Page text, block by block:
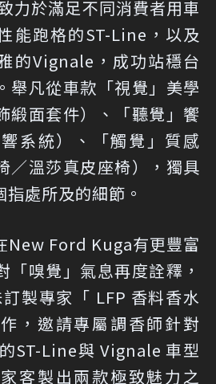
力於滿足不同消費者用車
能跑格的ST-Line，以及
的Vignale，成功站穩台
舉凡從車款「視覺」美學
緞面套件）、「聽覺」饗
系統）、「觸覺」質感
／溫莎真皮座椅），獨具
處所及的細節。
New Ford Kuga有更豐富
「嗅覺」氣息再度詮釋，
製專家「 LFP 香料香水
，邀請專屬調香師針對
ST-Line與 Vignale 車型
客製出兩款極致魅力之